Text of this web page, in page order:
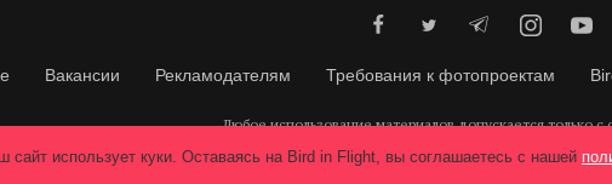
Вакансии Рекламодателям Требования к фотопроектам
Любое использование материалов допускается только с
© 2026, Bird In Flight.
Все права
сайт использует куки. Оставаясь на Bird in Flight, вы соглашаетесь с нашей